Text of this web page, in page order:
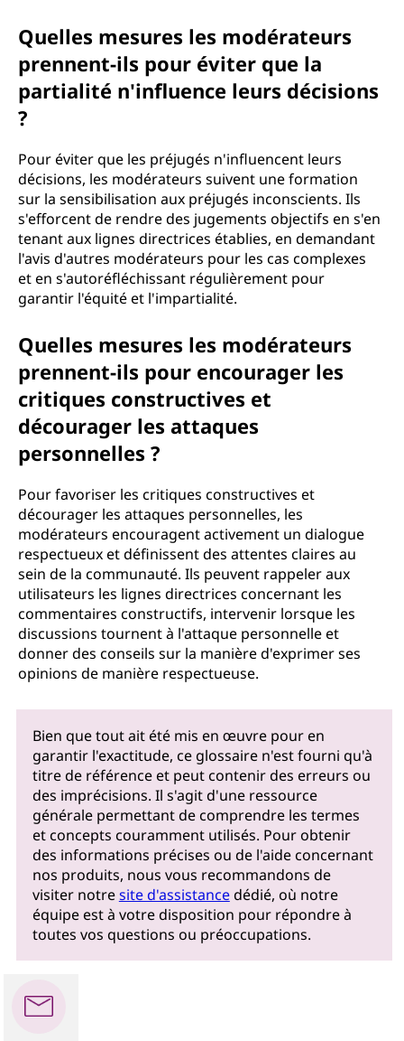
Quelles mesures les modérateurs
prennent-ils pour éviter que la
partialité n'influence leurs décisions
?
Pour éviter que les préjugés n'influencent leurs
décisions, les modérateurs suivent une formation
sur la sensibilisation aux préjugés inconscients. Ils
s'efforcent de rendre des jugements objectifs en s'en
tenant aux lignes directrices établies, en demandant
l'avis d'autres modérateurs pour les cas complexes
et en s'autoréfléchissant régulièrement pour
garantir l'équité et l'impartialité.
Quelles mesures les modérateurs
prennent-ils pour encourager les
critiques constructives et
décourager les attaques
personnelles ?
Pour favoriser les critiques constructives et
décourager les attaques personnelles, les
modérateurs encouragent activement un dialogue
respectueux et définissent des attentes claires au
sein de la communauté. Ils peuvent rappeler aux
utilisateurs les lignes directrices concernant les
commentaires constructifs, intervenir lorsque les
discussions tournent à l'attaque personnelle et
donner des conseils sur la manière d'exprimer ses
opinions de manière respectueuse.
Bien que tout ait été mis en œuvre pour en
garantir l'exactitude, ce glossaire n'est fourni qu'à
titre de référence et peut contenir des erreurs ou
des imprécisions. Il s'agit d'une ressource
générale permettant de comprendre les termes
et concepts couramment utilisés. Pour obtenir
des informations précises ou de l'aide concernant
nos produits, nous vous recommandons de
visiter notresite d'assistancedédié, où notre
équipe est à votre disposition pour répondre à
toutes vos questions ou préoccupations.